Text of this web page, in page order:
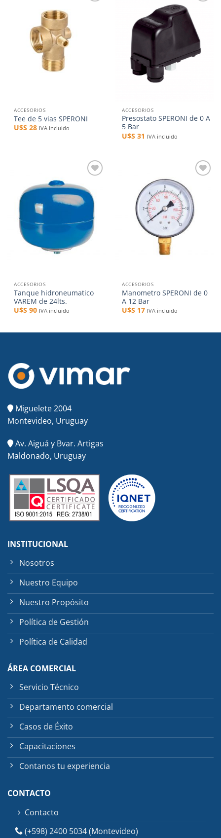
ACCESORIOS
Tee de 5 vias SPERONI
U$S28 IVA incluido
lista de
deseos
ACCESORIOS
Presostato SPERONI de 0 A
5 Bar
U$S31 IVA incluido
a la
lista de
deseos
ACCESORIOS
Tanque hidroneumatico
VAREM de 24lts.
U$S90 IVA incluido
lista de
deseos
ACCESORIOS
Manometro SPERONI de 0
A 12 Bar
U$S 17 IVA incluido
Miguelete 2004
Montevideo, Uruguay
Av. Aiguá y Bvar. Artigas
Maldonado, Uruguay
INSTITUCIONAL
Nosotros
Nuestro Equipo
Nuestro Propósito
Política de Gestión
Política de Calidad
ÁREA COMERCIAL
Servicio Técnico
Departamento comercial
Casos de Éxito
Capacitaciones
Contanos tu experiencia
CONTACTO
Contacto
(+598) 2400 5034 (Montevideo)